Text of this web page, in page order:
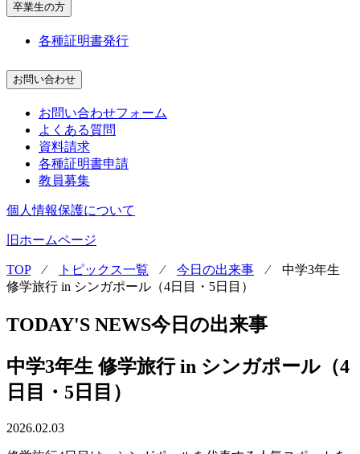
卒業生の方
各種証明書発行
お問い合わせ
お問い合わせフォーム
よくある質問
資料請求
各種証明書申請
教員募集
個人情報保護について
旧ホームページ
TOP⁄ トピックス一覧 ⁄ 今日の出来事 ⁄ 中学3年生
修学旅行 in シンガポール（4日目・5日目）
TODAY'S NEWS今日の出来事
中学3年生 修学旅行 in シンガポール（4
日目・5日目）
2026.02.03